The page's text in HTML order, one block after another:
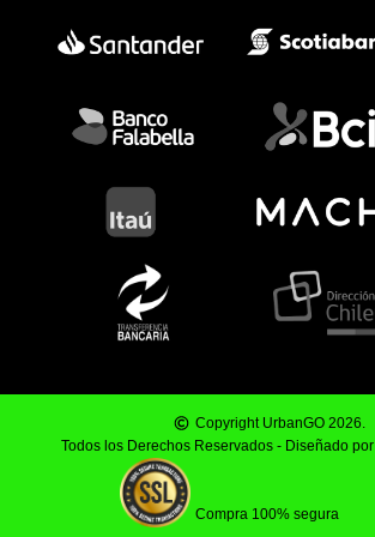
Copyright UrbanGO 2026.
Todos los Derechos Reservados - Diseñado por
Compra 100% segura